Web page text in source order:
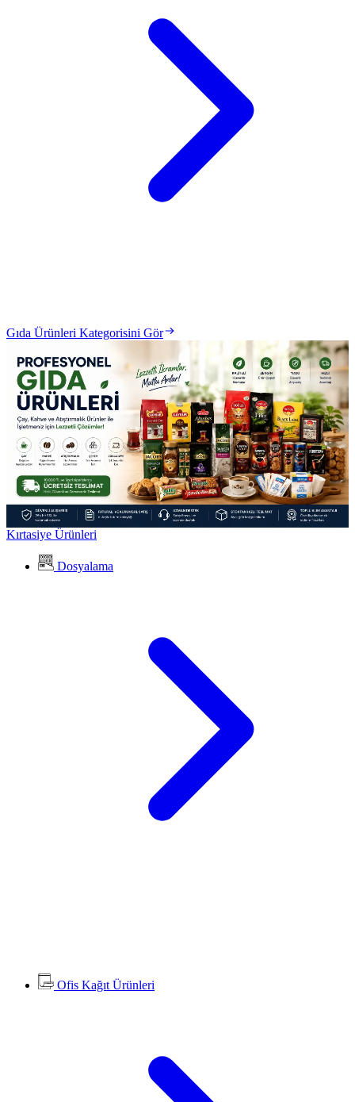
Gıda Ürünleri Kategorisini Gör
Kırtasiye Ürünleri
Dosyalama
Ofis Kağıt Ürünleri